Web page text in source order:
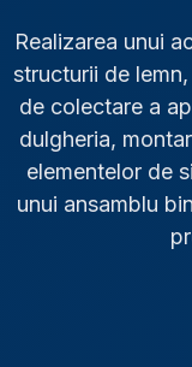
Realizarea unui
structurii de
de colectare a
dulgheria,
elementelor de
unui ansamblu